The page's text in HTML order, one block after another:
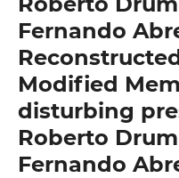
Fernando
Modified
disturbing
Roberto
Fernando